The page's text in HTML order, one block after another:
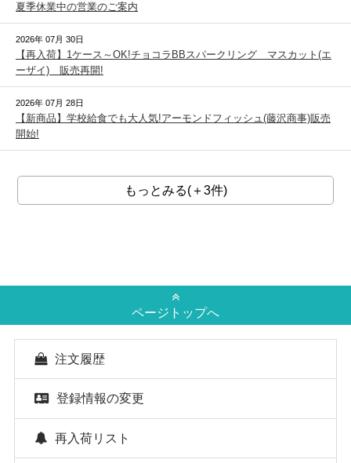
夏季休業中の営業のご案内
2026年 07月 30日
【再入荷】1ケース～OK!チョコラBBスパークリング マスカット(エ
ーザイ) 販売再開!
2026年 07月 28日
【新商品】学校給食でも大人気!アーモンドフィッシュ(藤沢商事)販売
開始!
もっとみる(＋3件)
ページトップへ
注文履歴
登録情報の変更
再入荷リスト